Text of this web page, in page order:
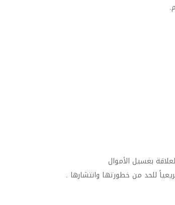
بغسيل الأموال
للحد من خطورتها وانتشارها .